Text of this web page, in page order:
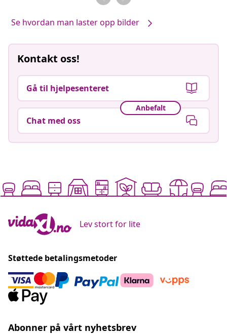
Se hvordan man laster opp bilder
Kontakt oss!
Gå til hjelpesenteret
Anbefalt
Chat med oss
Lev stort for lite
Støttede betalingsmetoder
Abonner på vårt nyhetsbrev